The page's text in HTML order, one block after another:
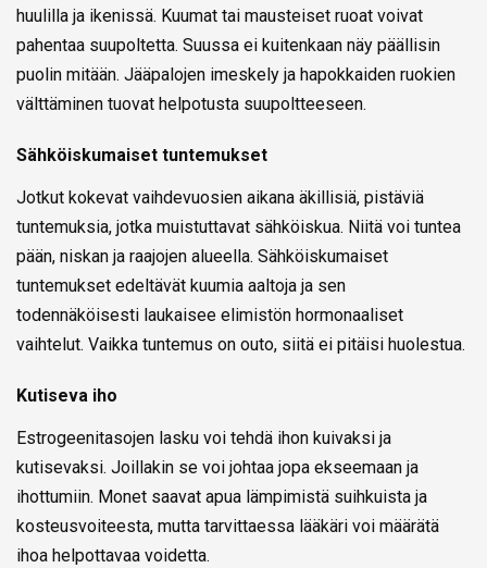
huulilla ja ikenissä. Kuumat tai mausteiset ruoat voivat
pahentaa suupoltetta. Suussa ei kuitenkaan näy päällisin
puolin mitään. Jääpalojen imeskely ja hapokkaiden ruokien
välttäminen tuovat helpotusta suupoltteeseen.
Sähköiskumaiset tuntemukset
Jotkut kokevat vaihdevuosien aikana äkillisiä, pistäviä
tuntemuksia, jotka muistuttavat sähköiskua. Niitä voi tuntea
pään, niskan ja raajojen alueella. Sähköiskumaiset
tuntemukset edeltävät kuumia aaltoja ja sen
todennäköisesti laukaisee elimistön hormonaaliset
vaihtelut. Vaikka tuntemus on outo, siitä ei pitäisi huolestua.
Kutiseva iho
Estrogeenitasojen lasku voi tehdä ihon kuivaksi ja
kutisevaksi. Joillakin se voi johtaa jopa ekseemaan ja
ihottumiin. Monet saavat apua lämpimistä suihkuista ja
kosteusvoiteesta, mutta tarvittaessa lääkäri voi määrätä
ihoa helpottavaa voidetta.